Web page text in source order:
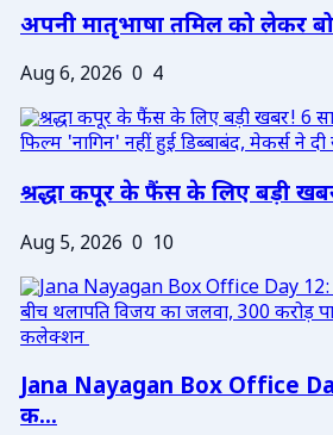
अपनी मातृभाषा तमिल को लेकर
Aug 6, 2026 0 4
श्रद्धा कपूर के फैंस के लिए बड़ी
Aug 5, 2026 0 10
Jana Nayagan Box Office
क...